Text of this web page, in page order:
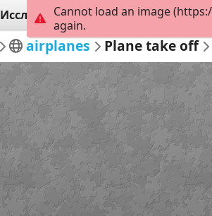
Исследовать Создать
airplanes Plane take off
Cannot load an image
again.